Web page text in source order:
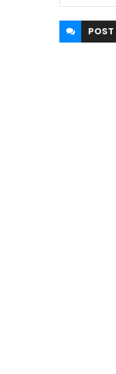
POST